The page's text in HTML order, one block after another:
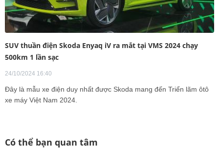
SUV thuần điện Skoda Enyaq iV ra mắt tại VMS 2024 chạy
500km 1 lần sạc
24/10/2024 16:40
Đây là mẫu xe điện duy nhất được Skoda mang đến Triển lãm ôtô
xe máy Việt Nam 2024.
Có thể bạn quan tâm